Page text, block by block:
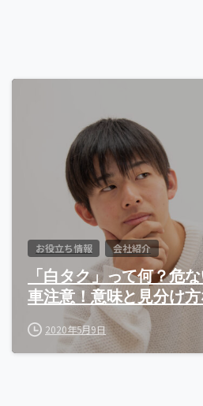
お役立ち情報 会社紹介
「白タク」って何？危
車注意！意味と見分け方
2020年5月9日